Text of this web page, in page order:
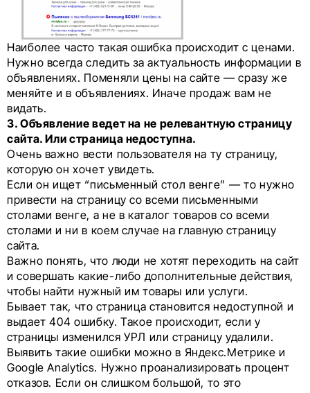
Наиболее часто такая ошибка происходит с ценами.
Нужно всегда следить за актуальность информации в
объявлениях. Поменяли цены на сайте — сразу же
меняйте и в объявлениях. Иначе продаж вам не
видать.
3. Объявление ведет на не релевантную страницу
сайта. Или страница недоступна.
Очень важно вести пользователя на ту страницу,
которую он хочет увидеть.
Если он ищет “письменный стол венге” — то нужно
привести на страницу со всеми письменными
столами венге, а не в каталог товаров со всеми
столами и ни в коем случае на главную страницу
сайта.
Важно понять, что люди не хотят переходить на сайт
и совершать какие-либо дополнительные действия,
чтобы найти нужный им товары или услуги.
Бывает так, что страница становится недоступной и
выдает 404 ошибку. Такое происходит, если у
страницы изменился УРЛ или страницу удалили.
Выявить такие ошибки можно в Яндекс.Метрике и
Google Analytics. Нужно проанализировать процент
отказов. Если он слишком большой, то это